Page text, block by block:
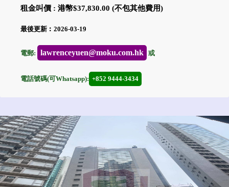
租金叫價 : 港幣$37,830.00 (不包其他費用)
最後更新︰2026-03-19
電郵: lawrenceyuen@moku.com.hk 或
電話號碼(可Whatsapp): +852 9444-3434